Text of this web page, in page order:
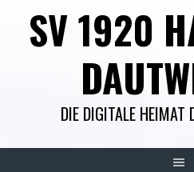
SV 1920
DIE DIGITALE HEIMAT